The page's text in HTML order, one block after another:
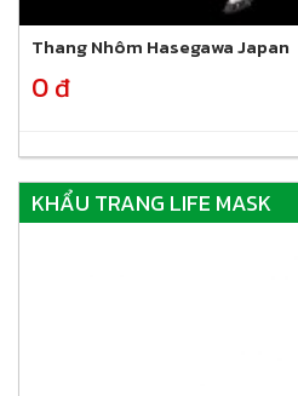
Thang Nhôm Hasegawa Japan
0 đ
KHẨU TRANG LIFE MASK